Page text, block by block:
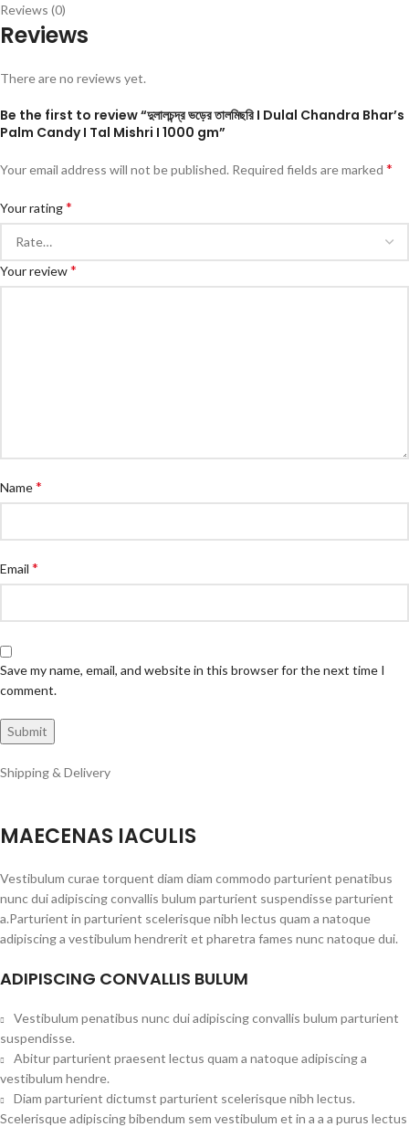
Reviews (0)
Reviews
There are no reviews yet.
Be the first to review “দুলালচন্দ্র ভড়ের তালমিছরি I Dulal Chandra Bhar’s
Palm Candy I Tal Mishri I 1000 gm”
Your email address will not be published. Required fields are marked *
Your rating*
Your review*
Name*
Email *
Save my name, email, and website in this browser for the next time I
comment.
Shipping & Delivery
MAECENAS IACULIS
Vestibulum curae torquent diam diam commodo parturient penatibus
nunc dui adipiscing convallis bulum parturient suspendisse parturient
a.Parturient in parturient scelerisque nibh lectus quam a natoque
adipiscing a vestibulum hendrerit et pharetra fames nunc natoque dui.
ADIPISCING CONVALLIS BULUM
Vestibulum penatibus nunc dui adipiscing convallis bulum parturient
suspendisse.
Abitur parturient praesent lectus quam a natoque adipiscing a
vestibulum hendre.
Diam parturient dictumst parturient scelerisque nibh lectus.
Scelerisque adipiscing bibendum sem vestibulum et in a a a purus lectus